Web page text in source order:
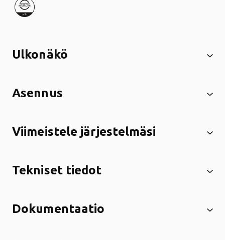
Ulkonäkö
Asennus
Viimeistele järjestelmäsi
Tekniset tiedot
Dokumentaatio